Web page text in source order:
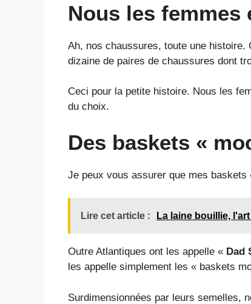
Nous les femmes
Ah, nos chaussures, toute une
dizaine de paires de chaussures dont
Ceci pour la petite histoire. Nous les
du choix.
Des baskets «
Je peux vous assurer que mes
Lire cet article : La laine bouillie,
Outre Atlantiques ont les appelle « Dad
les appelle simplement les « baskets
Surdimensionnées par leurs semelles,